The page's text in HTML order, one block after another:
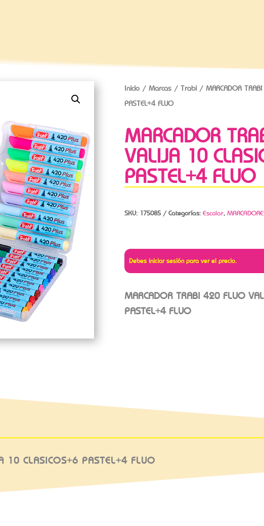
Inicio/ Marcas/ Trabi/ MARCADOR TRABI
PASTEL+4 FLUO
MARCADOR
VALIJA 10
PASTEL+4 FLUO
SKU: 175085 Categorías: Escolar,
Debes iniciar sesión para ver el precio.
MARCADOR TRABI 420 FLUO
PASTEL+4 FLUO
10 CLASICOS+6 PASTEL+4 FLUO